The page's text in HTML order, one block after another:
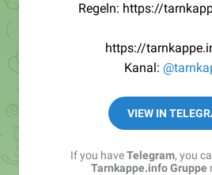
Regeln: https://
https://
Kanal:
Best of:
Kochen: https://t.me/
VIEW IN
If you haveTelegram, you
Tarnkappe.info Gruppe